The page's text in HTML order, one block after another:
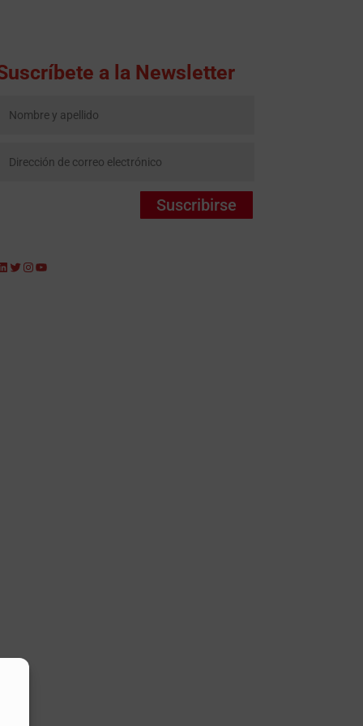
a la Newsletter
Suscribirse
Twitter
Instagram
YouTube